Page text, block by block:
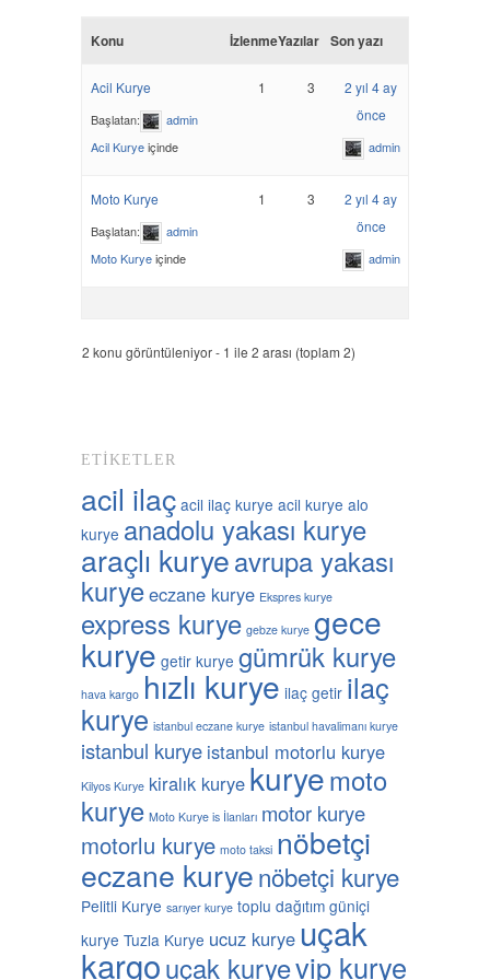
Konu İzlenmeYazılar Son yazı
Acil Kurye
Başlatan:
admin
Acil Kuryeiçinde
1 3
2 yıl 4 ay
önce
admin
Moto Kurye
Başlatan:
admin
Moto Kuryeiçinde
1 3
2 yıl 4 ay
önce
admin
2 konu görüntüleniyor - 1 ile 2 arası (toplam 2)
ETIKETLER
acil ilaç acil ilaç kurye acil kurye alo
kurye anadolu yakası kurye
araçlı kuryeavrupa yakası
kuryeeczane kurye Ekspres kurye
express kurye gebze kurye gece
kurye getir kurye gümrük kurye
hava kargo hızlı kurye ilaç getir ilaç
kurye istanbul eczane kurye istanbul havalimanı kurye
istanbul kurye istanbul motorlu kurye
Kilyos Kurye kiralık kurye kuryemoto
kurye Moto Kurye is İlanları motor kurye
motorlu kurye moto taksi nöbetçi
eczane kuryenöbetçi kurye
Pelitli Kurye sarıyer kurye toplu dağıtım güniçi
kurye Tuzla Kurye ucuz kurye uçak
kargouçak kuryevip kurye